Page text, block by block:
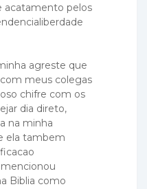
acatamento pelos
agreste que
meus colegas
chifre com os
dia direto,
na minha
ela tambem
Biblia como